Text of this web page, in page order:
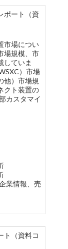
ポート（資
市場につい
場規模、市
していま
）市場
他）市場規
クト装置の
カスタマイ
業情報、売
ト（資料コ